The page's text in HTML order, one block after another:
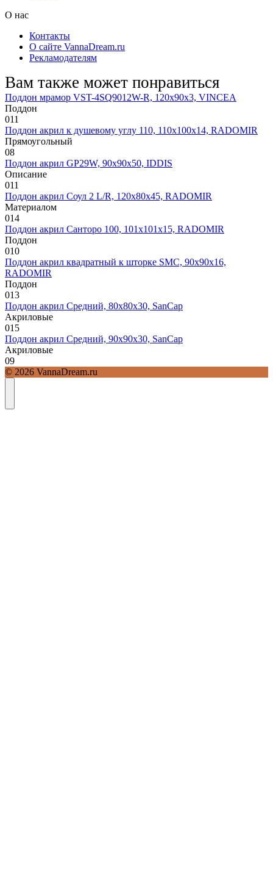
О нас
Контакты
О сайте VannaDream.ru
Рекламодателям
Вам также может понравиться
Поддон мрамор VST-4SQ9012W-R, 120х90х3, VINCEA
Поддон
011
Поддон акрил к душевому углу 110, 110х100х14, RADOMIR
Прямоугольный
08
Поддон акрил GP29W, 90х90х50, IDDIS
Описание
011
Поддон акрил Соул 2 L/R, 120х80х45, RADOMIR
Материалом
014
Поддон акрил Санторо 100, 101х101х15, RADOMIR
Поддон
010
Поддон акрил квадратный к шторке SMC, 90х90х16,
RADOMIR
Поддон
013
Поддон акрил Средний, 80х80х30, SanCap
Акриловые
015
Поддон акрил Средний, 90х90х30, SanCap
Акриловые
09
© 2026 VannaDream.ru